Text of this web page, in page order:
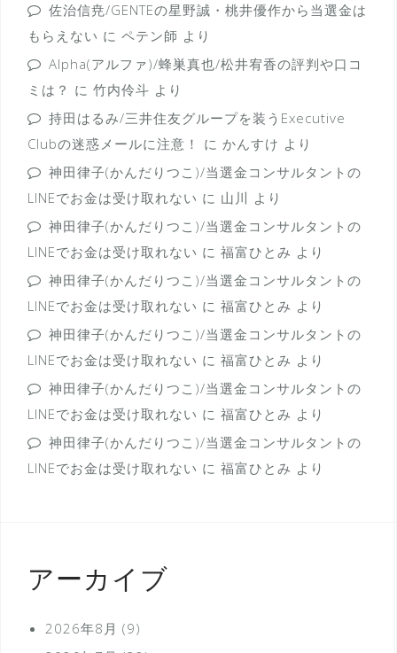
佐治信尭/GENTEの星野誠・桃井優作から当選金は
もらえない に ペテン師 より
Alpha(アルファ)/蜂巣真也/松井宥香の評判や口コ
ミは？ に 竹内伶斗 より
持田はるみ/三井住友グループを装うExecutive
Clubの迷惑メールに注意！
に かんすけ より
神田律子(かんだりつこ)/当選金コンサルタントの
LINEでお金は受け取れない に 山川 より
神田律子(かんだりつこ)/当選金コンサルタントの
LINEでお金は受け取れない に 福富ひとみ より
神田律子(かんだりつこ)/当選金コンサルタントの
LINEでお金は受け取れない に 福富ひとみ より
神田律子(かんだりつこ)/当選金コンサルタントの
LINEでお金は受け取れない に 福富ひとみ より
神田律子(かんだりつこ)/当選金コンサルタントの
LINEでお金は受け取れない に 福富ひとみ より
神田律子(かんだりつこ)/当選金コンサルタントの
LINEでお金は受け取れない に 福富ひとみ より
アーカイブ
2026年8月 (9)